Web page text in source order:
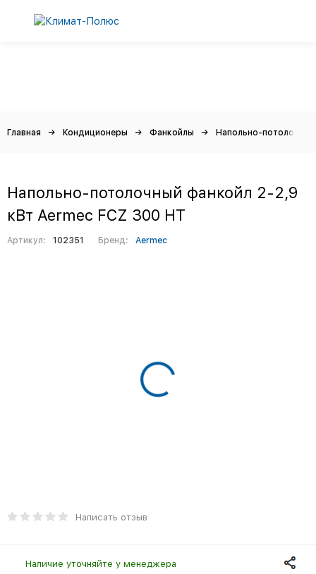
Главная Кондиционеры Фанкойлы Напольно-
Напольно-потолочный фанкойл 2-2,9
кВт Aermec FCZ 300 HT
Артикул: 102351 Бренд: Aermec
Написать отзыв
Наличие уточняйте у менеджера